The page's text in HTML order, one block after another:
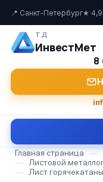
📍 Санкт-Петербург★ 4,9
ТД
ИнвестМет
8
Главная страница —
—
Листовой
—
Лист